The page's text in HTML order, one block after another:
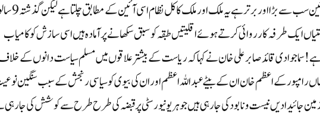
کرتے ہوئے کہا کہ یہ جمہوری ملک ہے ملک کا آئین سب
ایک طرفہ کارروائی کر تے ہوئے اقلیتیں طبقہ کو سبق سکھانے پر آمادہ ہیں اسی سازش کو کامیاب
رہا ہے! سماجوادی قائد صابر علی خان نے کہا کہ ریاست کے بیشتر علاقوں میں مسلم سیاست دانوں کے
رامپور کے اعظم خان ان کے بیٹے عبداللہ اعظم اور ان کی بيوی کو سیاسی رنجش کے سبب سنگین
زمین جائیدادیں نیست و نابود کی جا رہی ہیں جوہر یونیورسٹی پر قبضہ کی طرح طرح سے کوشش کی جا